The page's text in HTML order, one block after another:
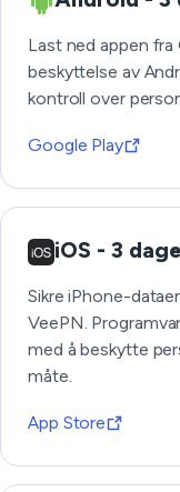
Last ned appen
beskyttelse av
kontroll over
Google Play
iOS - 3
Sikre iPhone-
VeePN.
med å beskytte
måte.
App Store